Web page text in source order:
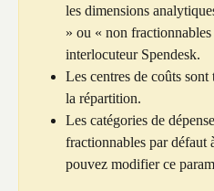
les dimensions
» ou « non
interlocuteur Spendesk.
Les centres de coûts
la répartition.
Les catégories de
fractionnables par défaut
pouvez modifier ce